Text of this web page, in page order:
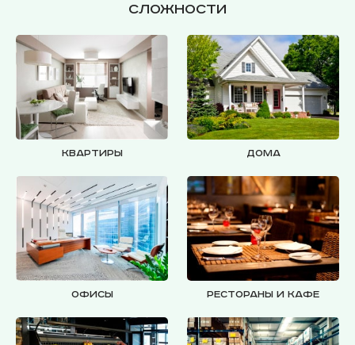
сложности
Квартиры Дома
Офисы Рестораны и кафе